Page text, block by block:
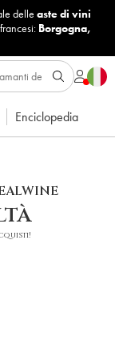
delle aste di vini
Borgogna,
Enciclopedia